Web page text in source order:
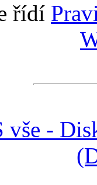
řídí
vše -